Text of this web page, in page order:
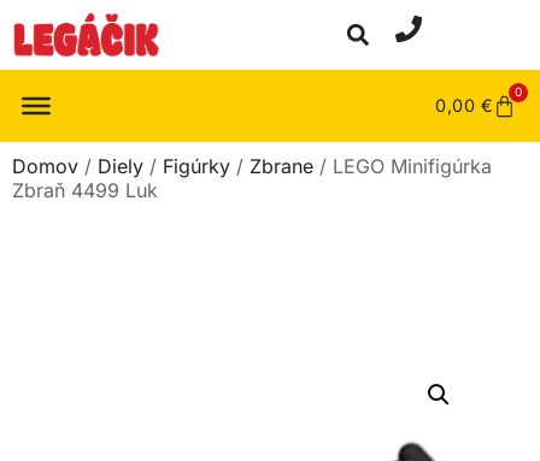
0,00 €
0
Domov / Diely / Figúrky / Zbrane / LEGO Minifigúrka
Zbraň 4499 Luk